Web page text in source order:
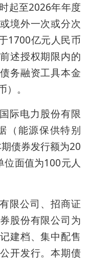
起至2026年年度
境外一次或分次
1700亿元人民币
述授权期限内的
务融资工具本金
。
际电力股份有限
（能源保供特别
债券发行额为20
位面值为100元人
限公司、招商证
股份有限公司为
建档、集中配售
开发行。本期债